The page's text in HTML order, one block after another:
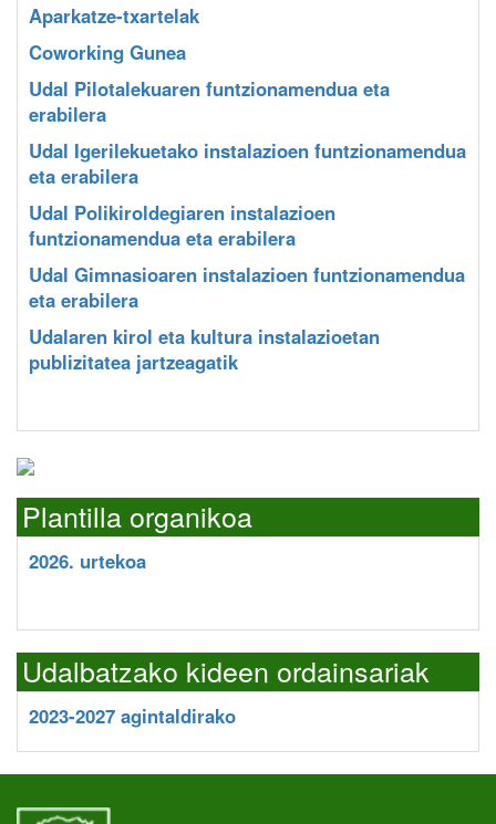
Aparkatze-txartelak
Coworking Gunea
Udal Pilotalekuaren funtzionamendua eta
erabilera
Udal Igerilekuetako instalazioen funtzionamendua
eta erabilera
Udal Polikiroldegiaren instalazioen
funtzionamendua eta erabilera
Udal Gimnasioaren instalazioen funtzionamendua
eta erabilera
Udalaren kirol eta kultura instalazioetan
publizitatea jartzeagatik
Plantilla organikoa
2026. urtekoa
Udalbatzako kideen ordainsariak
2023-2027 agintaldirako